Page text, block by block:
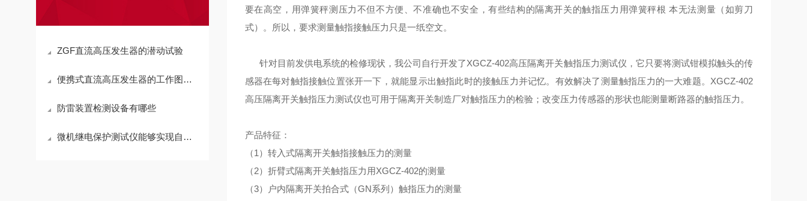
ZGF直流高压发生器的潜动试验
便携式直流高压发生器的工作图示科普
防雷装置检测设备有哪些
微机继电保护测试仪能够实现自动化测试
要在高空，用弹簧秤测压力不但不方便、不准确也不安全，有些结构的隔离开关的触指压力用弹簧秤根 本无法测量（如剪刀
式）。所以，要求测量触指接触压力只是一纸空文。
针对目前发供电系统的检修现状，我公司自行开发了XGCZ-402高压隔离开关触指压力测试仪，它只要将测试钳模拟触头的传
感器在每对触指接触位置张开一下，就能显示出触指此时的接触压力并记忆。有效解决了测量触指压力的一大难题。XGCZ-402
高压隔离开关触指压力测试仪也可用于隔离开关制造厂对触指压力的检验；改变压力传感器的形状也能测量断路器的触指压力。
产品特征：
（1）转入式隔离开关触指接触压力的测量
（2）折臂式隔离开关触指压力用XGCZ-402的测量
（3）户内隔离开关拍合式（GN系列）触指压力的测量